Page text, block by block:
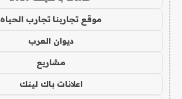
موقع تجاربنا تجارب الحياه
ديوان العرب
مشاريع
اعلانات باك لينك